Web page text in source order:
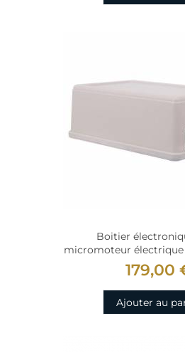
Boitier
micromoteur électrique
179,00
Ajouter au